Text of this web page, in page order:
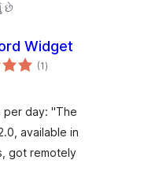
છે
Widget
(1કુલ
રેટિંગ્સ
)
per day: "The
available in
got remotely